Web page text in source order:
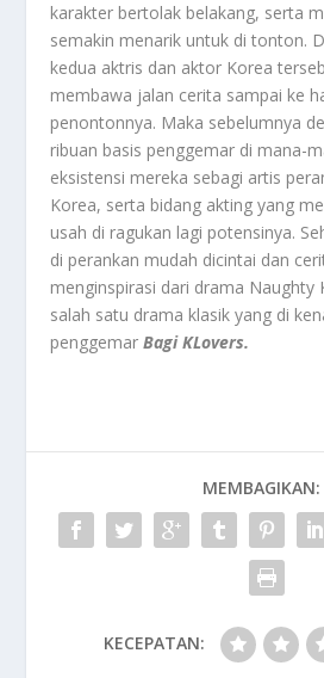
karakter bertolak belakang, serta
semakin menarik untuk di tonton.
kedua aktris dan aktor Korea
membawa jalan cerita sampai ke
penontonnya. Maka sebelumnya
ribuan basis penggemar di mana-
eksistensi mereka sebagi artis
Korea, serta bidang akting yang
usah di ragukan lagi potensinya.
di perankan mudah dicintai dan
menginspirasi dari drama Naughty
salah satu drama klasik yang di
penggemarBagi KLovers.
MEMBAGIKAN:
KECEPATAN: